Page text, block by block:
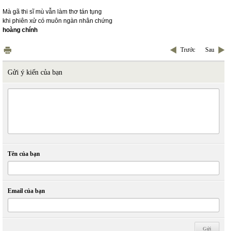
Mà gã thi sĩ mù vẫn làm thơ tán tụng
khi phiên xử có muôn ngàn nhân chứng
hoàng chính
Trước Sau
Gửi ý kiến của bạn
Tên của bạn
Email của bạn